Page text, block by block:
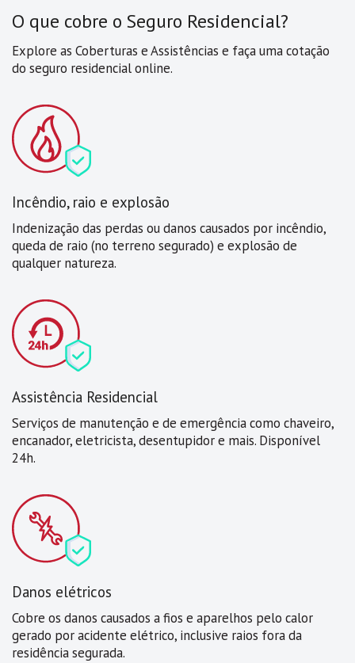
O que cobre o Seguro Residencial?
Explore as Coberturas e Assistências e faça uma cotação
do seguro residencial online.
Incêndio, raio e explosão
Indenização das perdas ou danos causados por incêndio,
queda de raio (no terreno segurado) e explosão de
qualquer natureza.
Assistência Residencial
Serviços de manutenção e de emergência como chaveiro,
encanador, eletricista, desentupidor e mais. Disponível
24h.
Danos elétricos
Cobre os danos causados a fios e aparelhos pelo calor
gerado por acidente elétrico, inclusive raios fora da
residência segurada.